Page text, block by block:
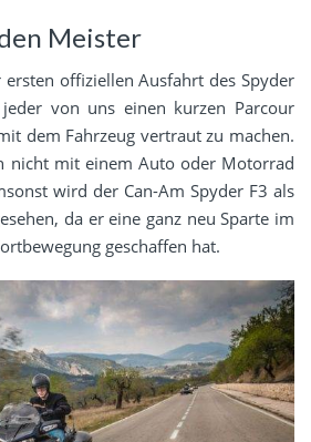
Meister
offiziellen Ausfahrt des Spyder
von uns einen kurzen Parcour
dem Fahrzeug vertraut zu machen.
nicht mit einem Auto oder Motorrad
wird der Can-Am Spyder F3 als
da er eine ganz neu Sparte im
geschaffen hat.